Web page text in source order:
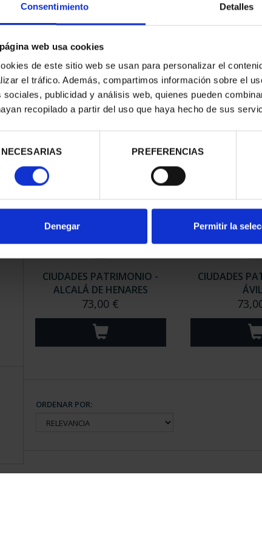
Consentimiento Detalles
web usa cookies
de este sitio web se usan para personalizar el
el tráfico. Además, compartimos información sobre el
sociales, publicidad y análisis web, quienes pueden
recopilado a partir del uso que haya hecho de sus
NECESARIAS PREFERENCIAS
Denegar Permitir la
ORDENAR POR:
2 Productos encontrados
CIUDADES PATRIMONIO -
ALCALÁ DE HENARES
73,00 €
CIUDADES
ORDENAR POR: